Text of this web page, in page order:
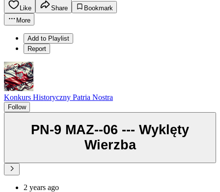
Like Share
Bookmark
More
Add to Playlist
Report
Konkurs Historyczny Patria Nostra
Follow
PN-9 MAZ--06 --- Wyklęty
Wierzba
2 years ago